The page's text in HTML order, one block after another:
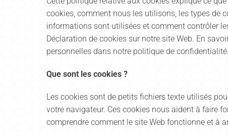
cookies, comment nous les utilisons, les types de
informations sont utilisées et comment contrôler
Déclaration de cookies sur notre site Web. En
personnelles dans notre politique de
Que sont les cookies ?
Les cookies sont de petits fichiers texte utilisés
votre navigateur. Ces cookies nous aident à faire
comprendre comment le site Web fonctionne et à